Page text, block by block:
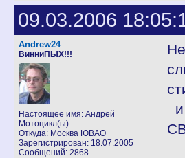
09.03.2006
Andrew24
ВинниПЫХ!!!
Настоящее имя: Андрей
Мотоцикл(ы):
Откуда: Москва ЮВАО
Зарегистрирован: 18.07.2005
Сообщений: 2868